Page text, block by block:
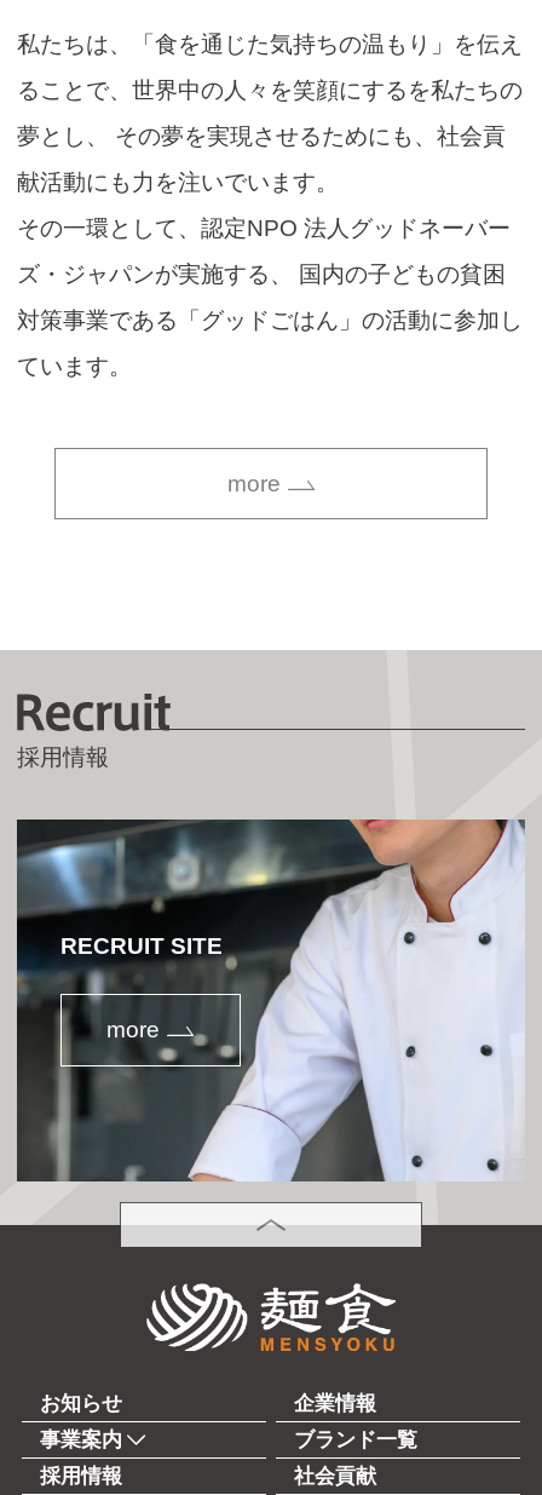
私たちは、「食を通じた気持ちの温もり」を伝え
ることで、世界中の人々を笑顔にするを私たちの
夢とし、 その夢を実現させるためにも、社会貢
献活動にも力を注いでいます。
その一環として、認定NPO 法人グッドネーバー
ズ・ジャパンが実施する、
国内の子どもの貧困
対策事業である「グッドごはん」の活動に参加し
ています。
more
採用情報
RECRUIT SITE
more
PAGETOP
株式会社麺食
お知らせ
企業情報
事業案内
ブランド一覧
採用情報
社会貢献